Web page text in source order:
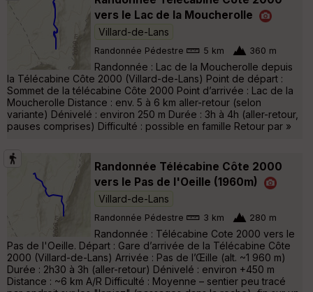
vers le Lac de la Moucherolle
Villard-de-Lans
Randonnée Pédestre 5 km 360 m
Randonnée : Lac de la Moucherolle depuis
la Télécabine Côte 2000 (Villard-de-Lans) Point de départ :
Sommet de la télécabine Côte 2000 Point d’arrivée : Lac de la
Moucherolle Distance : env. 5 à 6 km aller-retour (selon
variante) Dénivelé : environ 250 m Durée : 3h à 4h (aller-retour,
pauses comprises) Difficulté : possible en famille Retour par »
Randonnée Télécabine Côte 2000
vers le Pas de l'Oeille (1960m)
Villard-de-Lans
Randonnée Pédestre 3 km 280 m
Randonnée : Télécabine Cote 2000 vers le
Pas de l'Oeille. Départ : Gare d’arrivée de la Télécabine Côte
2000 (Villard-de-Lans) Arrivée : Pas de l’Œille (alt. ~1 960 m)
Durée : 2h30 à 3h (aller-retour) Dénivelé : environ +450 m
Distance : ~6 km A/R Difficulté : Moyenne – sentier peu tracé